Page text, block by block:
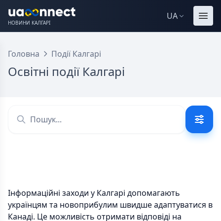
НОВИНИ КАЛГАРІ
UA
Головна Події Калгарі
Освітні події Калгарі
Інформаційні заходи у Калгарі допомагають
українцям та новоприбулим швидше адаптуватися в
Канаді. Це можливість отримати відповіді на